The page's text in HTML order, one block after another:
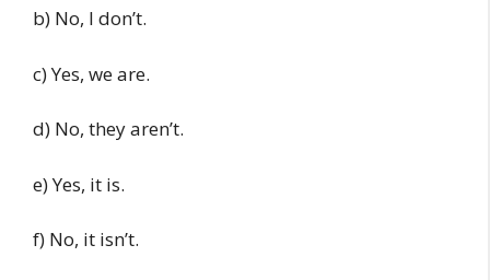
b) No, I don’t.
c) Yes, we are.
d) No, they aren’t.
e) Yes, it is.
f) No, it isn’t.